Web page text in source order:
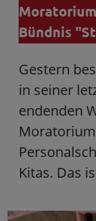
Bündnis
Gestern
in seiner
endenden
Kitas. Das